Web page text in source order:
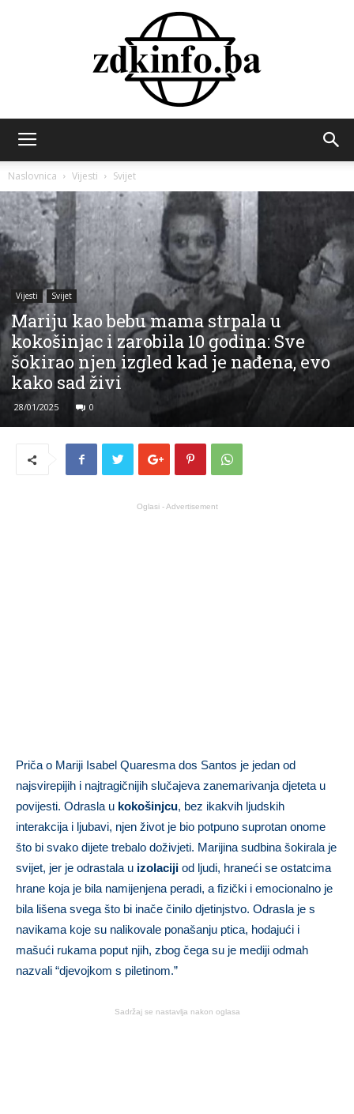
INFO
Naslovnica Vijesti Svijet
Vijesti Svijet
Mariju kao bebu mama strpala u
kokošinjac i zarobila 10 godina: Sve
šokirao njen izgled kad je nađena, evo
kako sad živi
28/01/2025 0
Oglasi - Advertisement
Priča o Mariji Isabel Quaresma dos Santos je jedan od
najsvirepijih i najtragičnijih slučajeva zanemarivanja djeteta u
povijesti. Odrasla u kokošinjcu, bez ikakvih ljudskih
interakcija i ljubavi, njen život je bio potpuno suprotan onome
što bi svako dijete trebalo doživjeti. Marijina sudbina šokirala je
svijet, jer je odrastala u izolaciji od ljudi, hraneći se ostatcima
hrane koja je bila namijenjena peradi, a fizički i emocionalno je
bila lišena svega što bi inače činilo djetinjstvo. Odrasla je s
navikama koje su nalikovale ponašanju ptica, hodajući i
mašući rukama poput njih, zbog čega su je mediji odmah
nazvali “djevojkom s piletinom.”
Sadržaj se nastavlja nakon oglasa